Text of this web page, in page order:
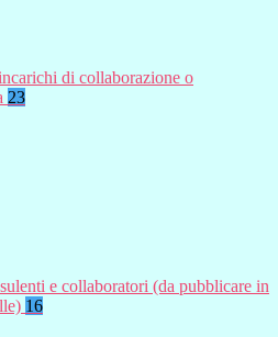
di collaborazione o
23
e collaboratori (da pubblicare in
16